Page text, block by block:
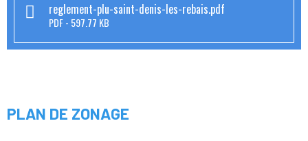
reglement-plu-saint-denis-les-rebais.pdf
PDF 597.77 KB
PLAN DE ZONAGE